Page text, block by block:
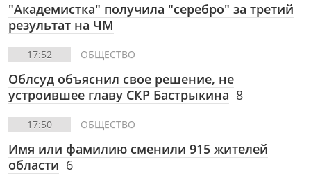
"Академистка" получила "серебро" за третий
результат на ЧМ
17:52 ОБЩЕСТВО
Облсуд объяснил свое решение, не
устроившее главу СКР Бастрыкина 8
17:50 ОБЩЕСТВО
Имя или фамилию сменили 915 жителей
области 6